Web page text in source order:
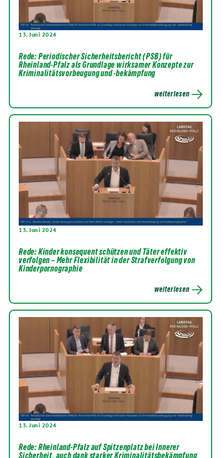
13. Juni 2024
Rede: Periodischer Sicherheitsbericht (PSB) für
Rheinland-Pfalz als Grundlage wirksamer Konzepte zur
Kriminalitätsvorbeugung und -bekämpfung
weiterlesen
13. Juni 2024
Rede: Kinder konsequent schützen und Täter effektiv
verfolgen – Mehr Flexibilität in der Strafverfolgung von
Kinderpornographie
weiterlesen
13. Juni 2024
Rede: Rheinland-Pfalz auf Spitzenplatz bei Innerer
Sicherheit, auch dank starker Kriminalitätsbekämpfung